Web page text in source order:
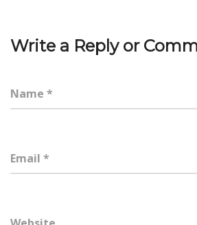
Write a Reply or